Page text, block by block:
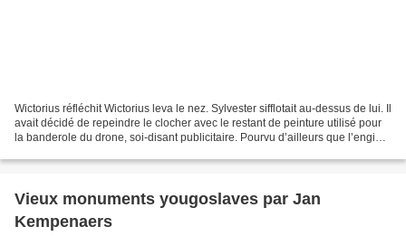
Wictorius réfléchit Wictorius leva le nez. Sylvester sifflotait au-dessus de lui. Il
avait décidé de repeindre le clocher avec le restant de peinture utilisé pour
la banderole du drone, soi-disant publicitaire. Pourvu d’ailleurs que l’engin
Vieux monuments yougoslaves par Jan
Kempenaers